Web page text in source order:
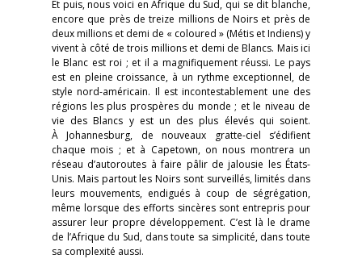
Et puis, nous voici en Afrique du Sud, qui se dit blanche,
encore que près de treize millions de Noirs et près de
deux millions et demi de « coloured » (Métis et Indiens) y
vivent à côté de trois millions et demi de Blancs. Mais ici
le Blanc est roi ; et il a magnifiquement réussi. Le pays
est en pleine croissance, à un rythme exceptionnel, de
style nord-américain. Il est incontestablement une des
régions les plus prospères du monde ; et le niveau de
vie des Blancs y est un des plus élevés qui soient.
À Johannesburg, de nouveaux gratte-ciel s’édifient
chaque mois ; et à Capetown, on nous montrera un
réseau d’autoroutes à faire pâlir de jalousie les États-
Unis. Mais partout les Noirs sont surveillés, limités dans
leurs mouvements, endigués à coup de ségrégation,
même lorsque des efforts sincères sont entrepris pour
assurer leur propre développement. C’est là le drame
de l’Afrique du Sud, dans toute sa simplicité, dans toute
sa complexité aussi.